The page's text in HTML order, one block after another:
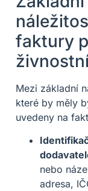
faktury
Mezi základní
které by měly
uvedeny na
nebo
adresa,